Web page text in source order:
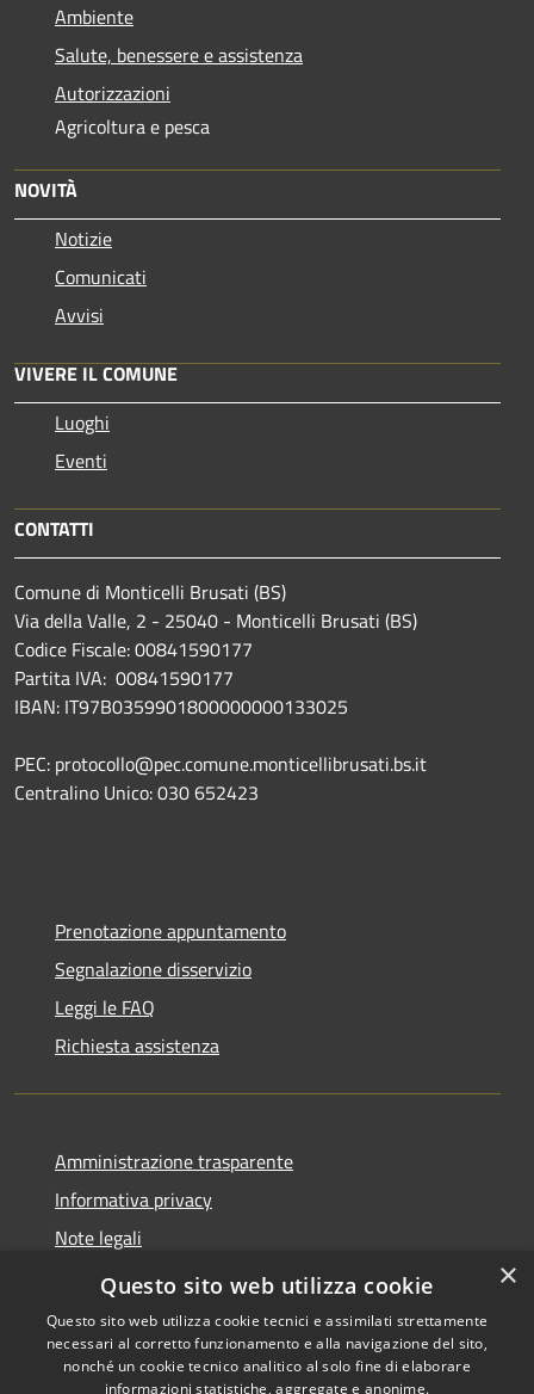
Ambiente
Salute, benessere e assistenza
Autorizzazioni
Agricoltura e pesca
NOVITÀ
Notizie
Comunicati
Avvisi
VIVERE IL COMUNE
Luoghi
Eventi
CONTATTI
Comune di Monticelli Brusati (BS)
Via della Valle, 2 - 25040 - Monticelli Brusati (BS)
Codice Fiscale: 00841590177
Partita IVA: 00841590177
IBAN: IT97B0359901800000000133025
PEC: protocollo@pec.comune.monticellibrusati.bs.it
Centralino Unico: 030 652423
Prenotazione appuntamento
Segnalazione disservizio
Leggi le FAQ
Richiesta assistenza
Amministrazione trasparente
Informativa privacy
Note legali
Dichiarazione di accessibilità
×
Questo sito web utilizza cookie
Questo sito web utilizza cookie tecnici e assimilati strettamente
necessari al corretto funzionamento e alla navigazione del sito,
nonché un cookie tecnico analitico al solo fine di elaborare
informazioni statistiche, aggregate e anonime.